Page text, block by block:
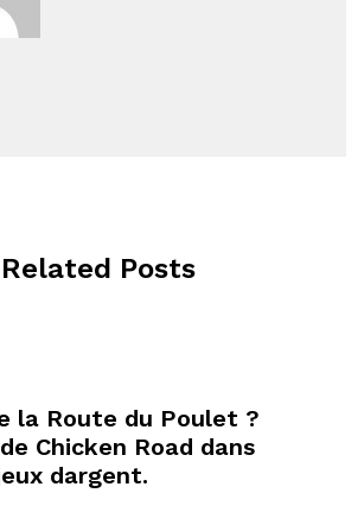
Related Posts
la Route du Poulet ?
Chicken Road dans
dargent.